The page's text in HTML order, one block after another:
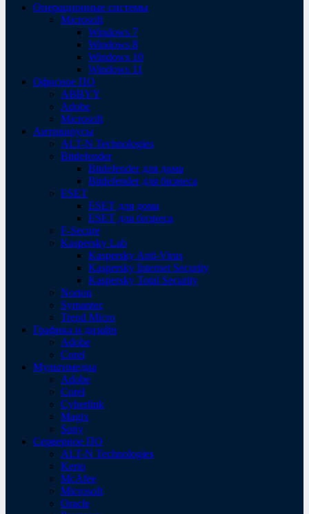
Операционные системы
Microsoft
Windows 7
Windows 8
Windows 10
Windows 11
Офисное ПО
ABBYY
Adobe
Microsoft
Антивирусы
ALT-N Technologies
Bitdefender
Bitdefender для дома
Bitdefender для бизнеса
ESET
ESET для дома
ESET для бизнеса
F-Secure
Kaspersky Lab
Kaspersky Anti-Virus
Kaspersky Internet Security
Kaspersky Total Security
Norton
Symantec
Trend Micro
Графика и дизайн
Adobe
Corel
Мультимедиа
Adobe
Corel
Cyberlink
Magix
Sony
Серверное ПО
ALT-N Technologies
Kerio
McAfee
Microsoft
Oracle